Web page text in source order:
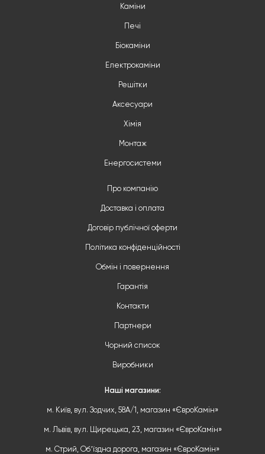
Каміни
Печі
Біокаміни
Електрокаміни
Решітки
Аксесуари
Хімія
Монтаж
Енергосистеми
Про компанію
Доставка і оплата
Договір публічної оферти
Політика конфіденційності
Обмін і повернення
Гарантія
Контакти
Партнери
Чорний список
Виробники
Наші магазини:
м. Київ, вул. Зодчих, 58А/1, магазин «ЄвроКамін»
м. Львів, вул. Щирецька, 23, магазин «ЄвроКамін»
м. Стрий, Обʼїздна дорога, магазин «ЄвроКамін»